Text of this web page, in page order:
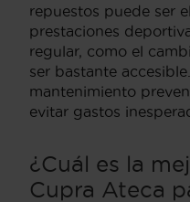
repuestos puede ser
prestaciones
regular, como el
ser bastante
mantenimiento
evitar gastos
¿Cuál es la
Cupra Ateca